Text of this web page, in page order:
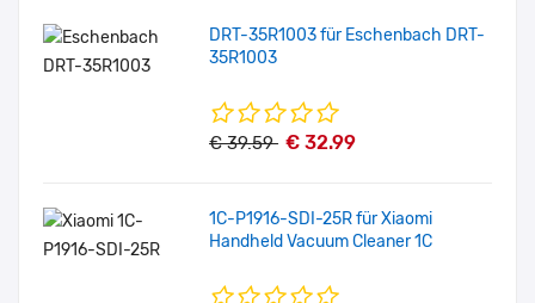
DRT-35R1003 für Eschenbach DRT-
35R1003
€ 39.59 € 32.99
1C-P1916-SDI-25R für Xiaomi
Handheld Vacuum Cleaner 1C